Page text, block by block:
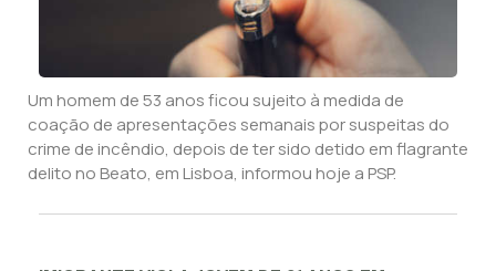
Um homem de 53 anos ficou sujeito à medida de
coação de apresentações semanais por suspeitas do
crime de incêndio, depois de ter sido detido em flagrante
delito no Beato, em Lisboa, informou hoje a PSP.